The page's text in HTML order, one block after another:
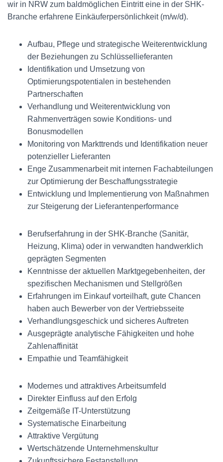
wir in NRW zum baldmöglichen Eintritt eine in der SHK-
Branche erfahrene Einkäuferpersönlichkeit (m/w/d).
Aufbau, Pflege und strategische Weiterentwicklung
der Beziehungen zu Schlüssellieferanten
Identifikation und Umsetzung von
Optimierungspotentialen in bestehenden
Partnerschaften
Verhandlung und Weiterentwicklung von
Rahmenverträgen sowie Konditions- und
Bonusmodellen
Monitoring von Markttrends und Identifikation neuer
potenzieller Lieferanten
Enge Zusammenarbeit mit internen Fachabteilungen
zur Optimierung der Beschaffungsstrategie
Entwicklung und Implementierung von Maßnahmen
zur Steigerung der Lieferantenperformance
Berufserfahrung in der SHK-Branche (Sanitär,
Heizung, Klima) oder in verwandten handwerklich
geprägten Segmenten
Kenntnisse der aktuellen Marktgegebenheiten, der
spezifischen Mechanismen und Stellgrößen
Erfahrungen im Einkauf vorteilhaft, gute Chancen
haben auch Bewerber von der Vertriebsseite
Verhandlungsgeschick und sicheres Auftreten
Ausgeprägte analytische Fähigkeiten und hohe
Zahlenaffinität
Empathie und Teamfähigkeit
Modernes und attraktives Arbeitsumfeld
Direkter Einfluss auf den Erfolg
Zeitgemäße IT-Unterstützung
Systematische Einarbeitung
Attraktive Vergütung
Wertschätzende Unternehmenskultur